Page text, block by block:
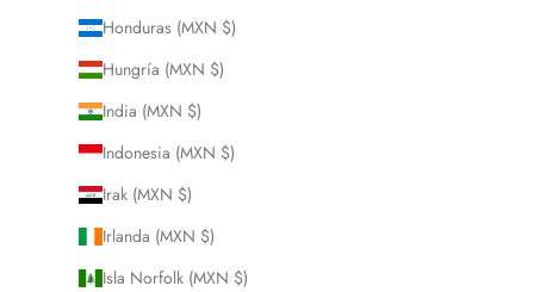
Honduras (MXN $)
Hungría (MXN $)
India (MXN $)
Indonesia (MXN $)
Irak (MXN $)
Irlanda (MXN $)
Isla Norfolk (MXN $)